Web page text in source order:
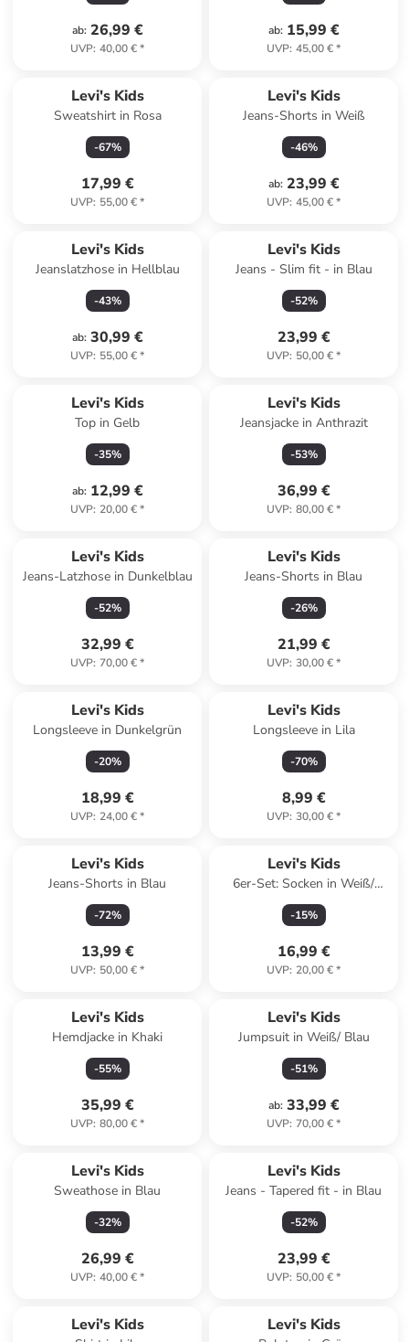
ab: 26,99 €
UVP: 40,00 €*
ab: 15,99 €
UVP: 45,00 €*
Levi's Kids
Sweatshirt in Rosa
-67%
17,99 €
UVP: 55,00 €*
Levi's Kids
Jeans-Shorts in Weiß
-46%
ab: 23,99 €
UVP: 45,00 €*
Levi's Kids
Jeanslatzhose in Hellblau
-43%
ab: 30,99 €
UVP: 55,00 €*
Levi's Kids
Jeans - Slim fit - in Blau
-52%
23,99 €
UVP: 50,00 €*
Levi's Kids
Top in Gelb
-35%
ab: 12,99 €
UVP: 20,00 €*
Levi's Kids
Jeansjacke in Anthrazit
-53%
36,99 €
UVP: 80,00 €*
Levi's Kids
Jeans-Latzhose in Dunkelblau
-52%
32,99 €
UVP: 70,00 €*
Levi's Kids
Jeans-Shorts in Blau
-26%
21,99 €
UVP: 30,00 €*
Levi's Kids
Longsleeve in Dunkelgrün
-20%
18,99 €
UVP: 24,00 €*
Levi's Kids
Longsleeve in Lila
-70%
8,99 €
UVP: 30,00 €*
Levi's Kids
Jeans-Shorts in Blau
-72%
13,99 €
UVP: 50,00 €*
Levi's Kids
6er-Set: Socken in Weiß/
Schwarz/ Grau
-15%
16,99 €
UVP: 20,00 €*
Levi's Kids
Hemdjacke in Khaki
-55%
35,99 €
UVP: 80,00 €*
Levi's Kids
Jumpsuit in Weiß/ Blau
-51%
ab: 33,99 €
UVP: 70,00 €*
Levi's Kids
Sweathose in Blau
-32%
26,99 €
UVP: 40,00 €*
Levi's Kids
Jeans - Tapered fit - in Blau
-52%
23,99 €
UVP: 50,00 €*
Levi's Kids Levi's Kids